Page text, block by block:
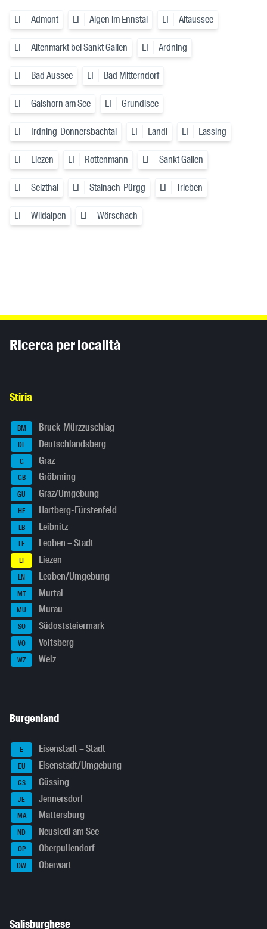
LI Admont LI Aigen im Ennstal LI Altaussee
LI Altenmarkt bei Sankt Gallen LI Ardning
LI Bad Aussee LI Bad Mitterndorf
LI Gaishorn am See LI Grundlsee
LI Irdning-Donnersbachtal LI Landl LI Lassing
LI Liezen LI Rottenmann LI Sankt Gallen
LI Selzthal LI Stainach-Pürgg LI Trieben
LI Wildalpen LI Wörschach
Ricerca per località
Stiria
BM Bruck-Mürzzuschlag
DL Deutschlandsberg
G Graz
GB Gröbming
GU Graz/Umgebung
HF Hartberg-Fürstenfeld
LB Leibnitz
LE Leoben – Stadt
LI Liezen
LN Leoben/Umgebung
MT Murtal
MU Murau
SO Südoststeiermark
VO Voitsberg
WZ Weiz
Burgenland
E Eisenstadt – Stadt
EU Eisenstadt/Umgebung
GS Güssing
JE Jennersdorf
MA Mattersburg
ND Neusiedl am See
OP Oberpullendorf
OW Oberwart
Salisburghese